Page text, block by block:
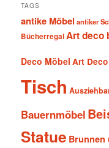
TAGS
antike Möbel antiker
BücherregalArt deco
Deco Möbel Art
Tisch
Bauernmöbel
Statue Brunnen